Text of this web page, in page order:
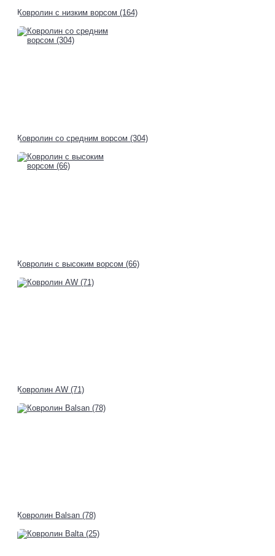
Ковролин с низким ворсом (164)
Ковролин со средним ворсом (304)
Ковролин с высоким ворсом (66)
Ковролин AW (71)
Ковролин Balsan (78)